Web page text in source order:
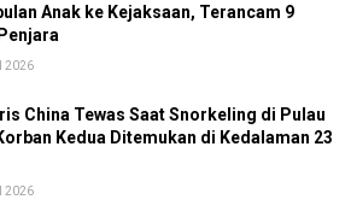
Anak ke Kejaksaan, Terancam 9
2026
China Tewas Saat Snorkeling di Pulau
Kedua Ditemukan di Kedalaman 23
2026